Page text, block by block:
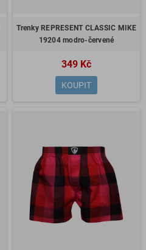
Trenky REPRESENT CLASSIC MIKE
19204 modro-červené
349 Kč
KOUPIT